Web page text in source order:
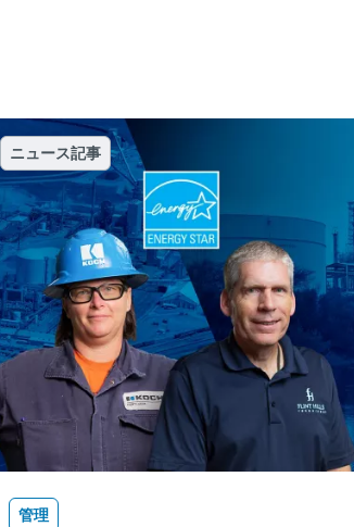
ニュース記事
管理